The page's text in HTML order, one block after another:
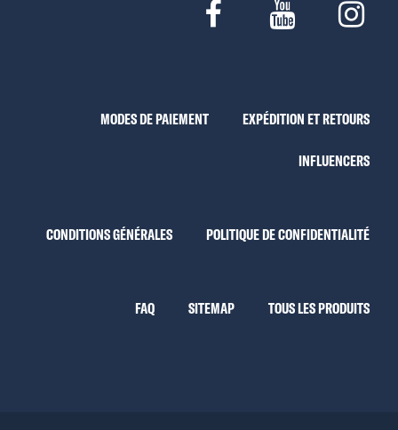
MODES DE PAIEMENT EXPÉDITION ET RETOURS
INFLUENCERS
CONDITIONS GÉNÉRALES POLITIQUE DE CONFIDENTIALITÉ
FAQ SITEMAP TOUS LES PRODUITS